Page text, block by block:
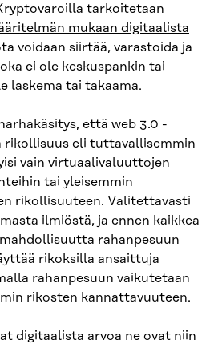
tarkoitetaan
mukaan digitaalista
voidaan siirtää, varastoida ja
ei ole keskuspankin tai
laskema tai takaama.
että web 3.0 -
eli tuttavallisemmin
vain virtuaalivaluuttojen
tai yleisemmin
rikollisuuteen. Valitettavasti
ilmiöstä, ja ennen kaikkea
rahanpesuun
rikoksilla ansaittuja
rahanpesuun vaikutetaan
rikosten kannattavuuteen.
digitaalista arvoa ne ovat niin